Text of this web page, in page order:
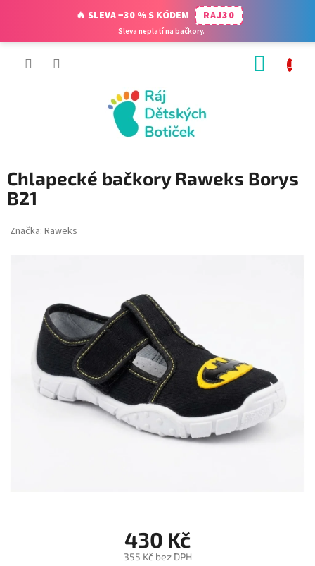
Chlapecké bačkory Raweks Borys
B21
Značka: Raweks
430 Kč
355 Kč bez DPH
🔥 SLEVA −30 % S KÓDEM RAJ30
Sleva neplatí na bačkory.